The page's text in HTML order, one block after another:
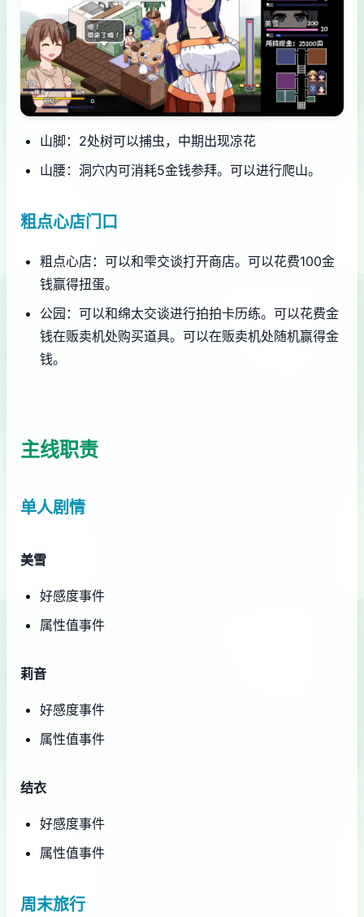
山脚：2处树可以捕虫，中期出现凉花
山腰：洞穴内可消耗5金钱参拜。可以进行爬山。
粗点心店门口
粗点心店：可以和雫交谈打开商店。可以花费100金
钱赢得扭蛋。
公园：可以和绵太交谈进行拍拍卡历练。可以花费金
钱在贩卖机处购买道具。可以在贩卖机处随机赢得金
钱。
主线职责
单人剧情
美雪
好感度事件
属性值事件
莉音
好感度事件
属性值事件
结衣
好感度事件
属性值事件
周末旅行